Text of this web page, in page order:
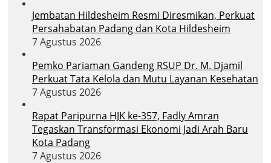
Jembatan Hildesheim Resmi Diresmikan, Perkuat
Persahabatan Padang dan Kota Hildesheim
7 Agustus 2026
Pemko Pariaman Gandeng RSUP Dr. M. Djamil
Perkuat Tata Kelola dan Mutu Layanan Kesehatan
7 Agustus 2026
Rapat Paripurna HJK ke-357, Fadly Amran
Tegaskan Transformasi Ekonomi Jadi Arah Baru
Kota Padang
7 Agustus 2026